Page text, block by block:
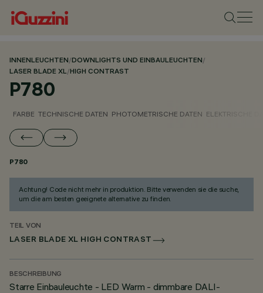
INNENLEUCHTEN/DOWNLIGHTS UND EINBAULEUCHTEN/
LASER BLADE XL/HIGH CONTRAST
P780
FARBE TECHNISCHE DATEN PHOTOMETRISCHE DATEN ELEKTRISCHE
P780
Achtung! Code nicht mehr in produktion. Bitte verwenden sie die suche,
um die am besten geeignete alternative zu finden.
TEIL VON
LASER BLADE XL HIGH CONTRAST
BESCHREIBUNG
Starre Einbauleuchte - LED Warm - dimmbare DALI-